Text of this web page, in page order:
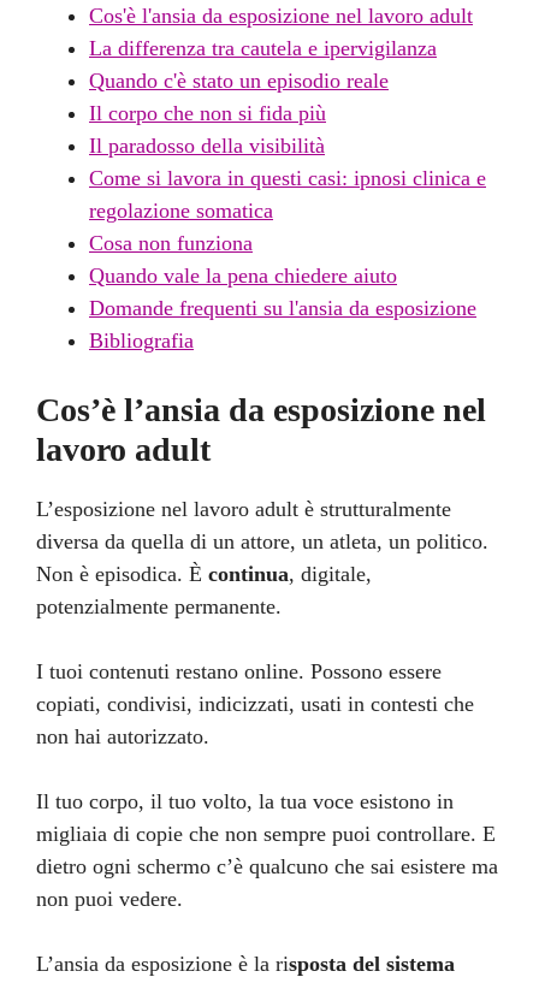
Cos'è l'ansia da esposizione nel lavoro adult
La differenza tra cautela e ipervigilanza
Quando c'è stato un episodio reale
Il corpo che non si fida più
Il paradosso della visibilità
Come si lavora in questi casi: ipnosi clinica e
regolazione somatica
Cosa non funziona
Quando vale la pena chiedere aiuto
Domande frequenti su l'ansia da esposizione
Bibliografia
Cos’è l’ansia da esposizione nel
lavoro adult
L’esposizione nel lavoro adult è strutturalmente
diversa da quella di un attore, un atleta, un politico.
Non è episodica. È continua, digitale,
potenzialmente permanente.
I tuoi contenuti restano online. Possono essere
copiati, condivisi, indicizzati, usati in contesti che
non hai autorizzato.
Il tuo corpo, il tuo volto, la tua voce esistono in
migliaia di copie che non sempre puoi controllare. E
dietro ogni schermo c’è qualcuno che sai esistere ma
non puoi vedere.
L’ansia da esposizione è la risposta del sistema